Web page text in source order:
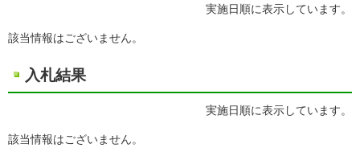
実施日順に表示しています。
該当情報はございません。
入札結果
実施日順に表示しています。
該当情報はございません。